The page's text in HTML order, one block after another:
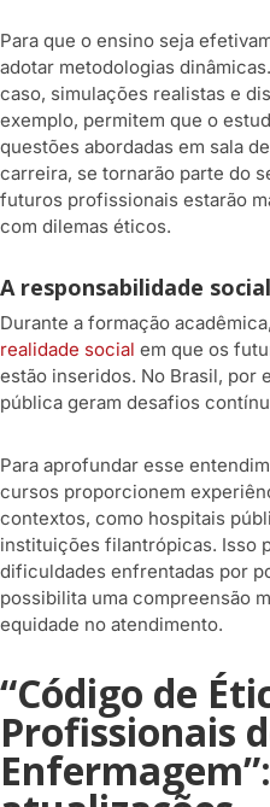
Para que o ensino seja
adotar metodologias
caso, simulações realistas e
exemplo, permitem que o
questões abordadas em sala
carreira, se tornarão parte do
futuros profissionais estarão
com dilemas éticos.
A responsabilidade
Durante a formação
realidade social em que os
estão inseridos. No Brasil, por
pública geram desafios
Para aprofundar esse
cursos proporcionem
contextos, como hospitais
instituições filantrópicas. Isso
dificuldades enfrentadas por
possibilita uma compreensão
equidade no atendimento.
“Código de
Profissionais